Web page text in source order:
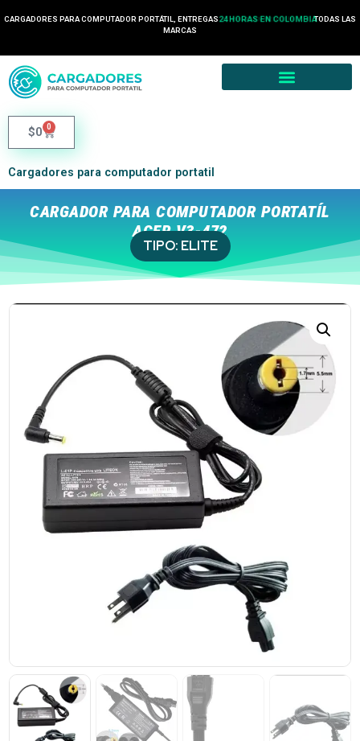
CARGADORES PARA COMPUTADOR PORTÁTIL, ENTREGAS 24 HORAS EN COLOMBIATODAS LAS
MARCAS
$0 0
Cargadores para computador portatil
CARGADOR PARA COMPUTADOR PORTATÍL
ACER V3-472
TIPO: ELITE